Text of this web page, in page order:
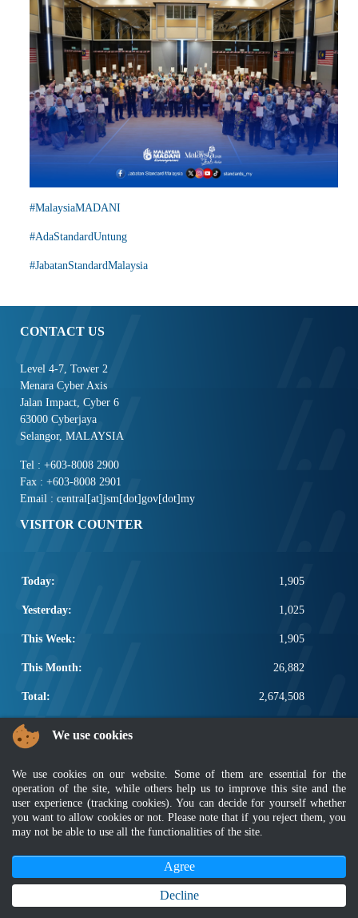
#MalaysiaMADANI
#AdaStandardUntung
#JabatanStandardMalaysia
CONTACT US
Level 4-7, Tower 2
Menara Cyber Axis
Jalan Impact, Cyber 6
63000 Cyberjaya
Selangor, MALAYSIA
Tel : +603-8008 2900
Fax : +603-8008 2901
Email : central[at]jsm[dot]gov[dot]my
VISITOR COUNTER
Today: 1,905
Yesterday: 1,025
This Week: 1,905
This Month: 26,882
Total: 2,674,508
POPULAR LINKS
Other Notification Search
Regular Notification Search
Notification Subscription
Business Management and Occupational Safety
Privacy Policy
Sitemap|MyGOV
Copyright 2022 @ Department of Standards Malaysia
Best viewed using latest version of Mozilla Firefox and Google Chrome with
We use cookies
We use cookies on our website. Some of them are essential for the
operation of the site, while others help us to improve this site and the
user experience (tracking cookies). You can decide for yourself whether
you want to allow cookies or not. Please note that if you reject them, you
may not be able to use all the functionalities of the site.
Agree
Decline